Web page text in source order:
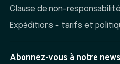
Clause de non-responsabilité
Expéditions - tarifs et
Abonnez-vous à notre